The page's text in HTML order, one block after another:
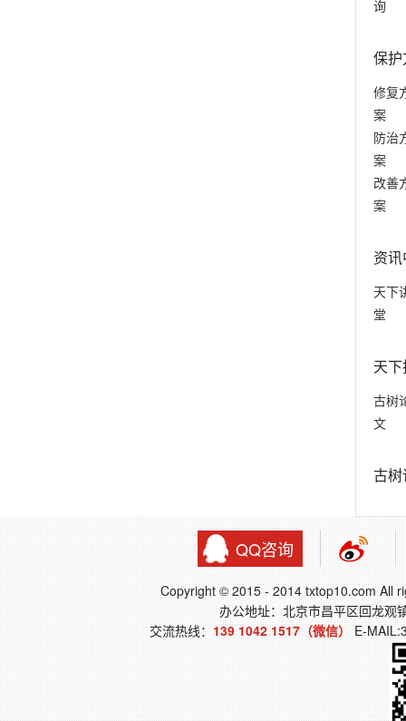
询
保
修复
案
防治
案
改善
案
资
天下
堂
天
古树
文
古
QQ咨询
Copyright © 2015 - 2014 txtop10.com All
办公地址：北京市昌平区回龙观
交流热线：139 1042 1517（微信）E-